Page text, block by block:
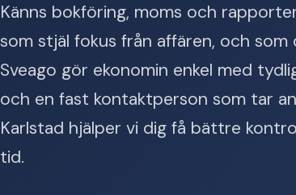
Känns bokföring, moms och
som stjäl fokus från affären, och som
Sveago gör ekonomin enkel med
och en fast kontaktperson som tar
Karlstad hjälper vi dig få bättre
tid.